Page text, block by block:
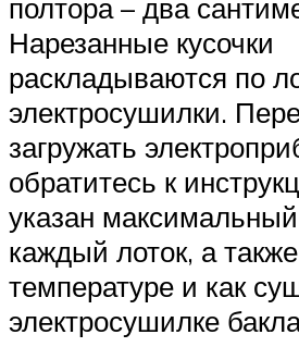
полтора – два
Нарезанные кусочки
раскладываются по
электросушилки.
загружать
обратитесь к
указан
каждый лоток, а
температуре и как
электросушилке